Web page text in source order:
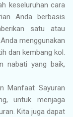
keseluruhan cara
Anda berbasis
satu atau
menggunakan
dan kembang kol.
nabati yang baik,
Manfaat Sayuran
untuk menjaga
Kita juga dapat